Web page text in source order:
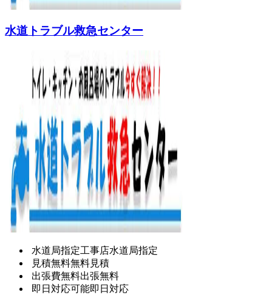
水道トラブル救急センター
水道局指定工事店水道局指定
見積無料無料見積
出張費無料出張無料
即日対応可能即日対応